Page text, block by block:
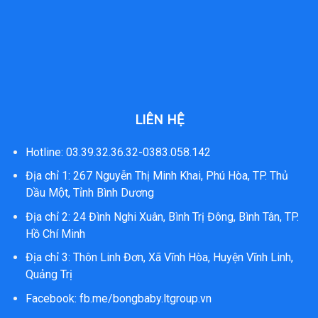
LIÊN HỆ
Hotline: 03.39.32.36.32-0383.058.142
Địa chỉ 1: 267 Nguyễn Thị Minh Khai, Phú Hòa, TP. Thủ
Dầu Một, Tỉnh Bình Dương
Địa chỉ 2: 24 Đình Nghi Xuân, Bình Trị Đông, Bình Tân, TP.
Hồ Chí Minh
Địa chỉ 3: Thôn Linh Đơn, Xã Vĩnh Hòa, Huyện Vĩnh Linh,
Quảng Trị
Facebook: fb.me/bongbaby.ltgroup.vn